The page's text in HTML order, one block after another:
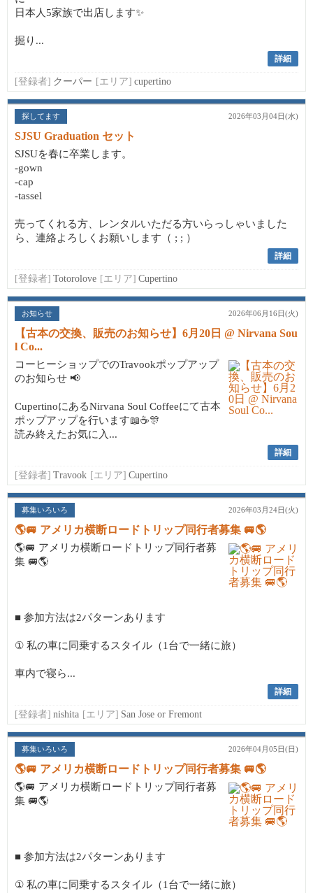
日本人5家族で出店します✨
掘り...
詳細
[登録者] クーパー [エリア] cupertino
探してます 2026年03月04日(水)
SJSU Graduation セット
SJSUを春に卒業します。
-gown
-cap
-tassel
売ってくれる方、レンタルいただる方いらっしゃいました
ら、連絡よろしくお願いします（ ; ; ）
詳細
[登録者] Totorolove [エリア] Cupertino
お知らせ 2026年06月16日(火)
【古本の交換、販売のお知らせ】6月20日 @ Nirvana Sou
l Co...
コーヒーショップでのTravookポップアップ
のお知らせ 📢
CupertinoにあるNirvana Soul Coffeeにて古本
ポップアップを行います📖☕🎊
読み終えたお気に入...
詳細
[登録者] Travook [エリア] Cupertino
募集いろいろ 2026年03月24日(火)
🌎🚐 アメリカ横断ロードトリップ同行者募集 🚐🌎
🌎🚐 アメリカ横断ロードトリップ同行者募
集 🚐🌎
■ 参加方法は2パターンあります
① 私の車に同乗するスタイル（1台で一緒に旅）
車内で寝ら...
詳細
[登録者] nishita [エリア] San Jose or Fremont
募集いろいろ 2026年04月05日(日)
🌎🚐 アメリカ横断ロードトリップ同行者募集 🚐🌎
🌎🚐 アメリカ横断ロードトリップ同行者募
集 🚐🌎
■ 参加方法は2パターンあります
① 私の車に同乗するスタイル（1台で一緒に旅）